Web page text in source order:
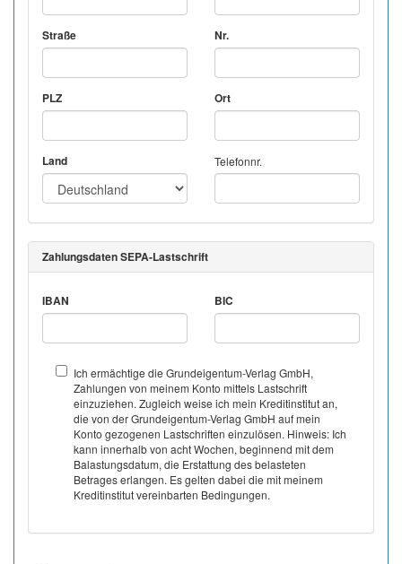
Straße Nr.
PLZ Ort
Land Telefonnr.
Zahlungsdaten SEPA-Lastschrift
IBAN BIC
Ich ermächtige die Grundeigentum-Verlag GmbH,
Zahlungen von meinem Konto mittels Lastschrift
einzuziehen. Zugleich weise ich mein Kreditinstitut an,
die von der Grundeigentum-Verlag GmbH auf mein
Konto gezogenen Lastschriften einzulösen. Hinweis: Ich
kann innerhalb von acht Wochen, beginnend mit dem
Balastungsdatum, die Erstattung des belasteten
Betrages erlangen. Es gelten dabei die mit meinem
Kreditinstitut vereinbarten Bedingungen.